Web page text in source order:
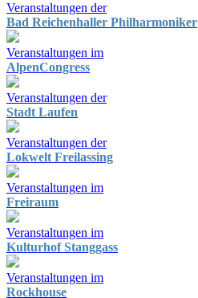
Veranstaltungen der
Bad Reichenhaller Philharmoniker
Veranstaltungen im
AlpenCongress
Veranstaltungen der
Stadt Laufen
Veranstaltungen der
Lokwelt Freilassing
Veranstaltungen im
Freiraum
Veranstaltungen im
Kulturhof Stanggass
Veranstaltungen im
Rockhouse